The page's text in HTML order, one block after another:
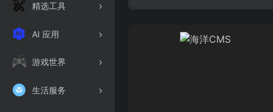
精选工具
AI 应用
游戏世界
生活服务